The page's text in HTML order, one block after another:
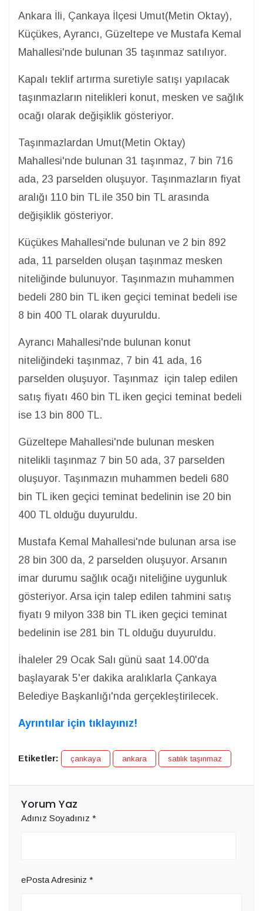
Ankara İli, Çankaya İlçesi Umut(Metin Oktay),
Küçükes, Ayrancı, Güzeltepe ve Mustafa Kemal
Mahallesi'nde bulunan 35 taşınmaz satılıyor.
Kapalı teklif artırma suretiyle satışı yapılacak
taşınmazların nitelikleri konut, mesken ve sağlık
ocağı olarak değişiklik gösteriyor.
Taşınmazlardan Umut(Metin Oktay)
Mahallesi'nde bulunan 31 taşınmaz, 7 bin 716
ada, 23 parselden oluşuyor. Taşınmazların fiyat
aralığı 110 bin TL ile 350 bin TL arasında
değişiklik gösteriyor.
Küçükes Mahallesi'nde bulunan ve 2 bin 892
ada, 11 parselden oluşan taşınmaz mesken
niteliğinde bulunuyor. Taşınmazın muhammen
bedeli 280 bin TL iken geçici teminat bedeli ise
8 bin 400 TL olarak duyuruldu.
Ayrancı Mahallesi'nde bulunan konut
niteliğindeki taşınmaz, 7 bin 41 ada, 16
parselden oluşuyor. Taşınmaz için talep edilen
satış fiyatı 460 bin TL iken geçici teminat bedeli
ise 13 bin 800 TL.
Güzeltepe Mahallesi'nde bulunan mesken
nitelikli taşınmaz 7 bin 50 ada, 37 parselden
oluşuyor. Taşınmazın muhammen bedeli 680
bin TL iken geçici teminat bedelinin ise 20 bin
400 TL olduğu duyuruldu.
Mustafa Kemal Mahallesi'nde bulunan arsa ise
28 bin 300 da, 2 parselden oluşuyor. Arsanın
imar durumu sağlık ocağı niteliğine uygunluk
gösteriyor. Arsa için talep edilen tahmini satış
fiyatı 9 milyon 338 bin TL iken geçici teminat
bedelinin ise 281 bin TL olduğu duyuruldu.
İhaleler 29 Ocak Salı günü saat 14.00'da
başlayarak 5'er dakika aralıklarla Çankaya
Belediye Başkanlığı'nda gerçekleştirilecek.
Ayrıntılar için tıklayınız!
Etiketler: çankaya ankara satılık taşınmaz
Yorum Yaz
Adınız Soyadınız *
ePosta Adresiniz *